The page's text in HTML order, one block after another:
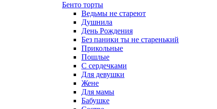
Бенто торты
Ведьмы не стареют
Душнила
День Рождения
Без паники ты не старенький
Прикольные
Пошлые
С сердечками
Для девушки
Жене
Для мамы
Бабушке